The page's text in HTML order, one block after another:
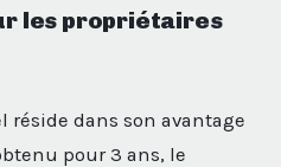
les propriétaires
réside dans son avantage
pour 3 ans, le